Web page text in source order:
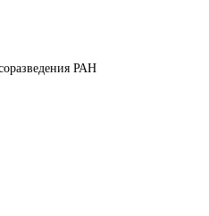
РАН